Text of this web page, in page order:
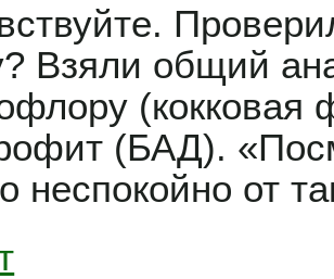
Взяли общий
(кокковая
(БАД).
неспокойно от